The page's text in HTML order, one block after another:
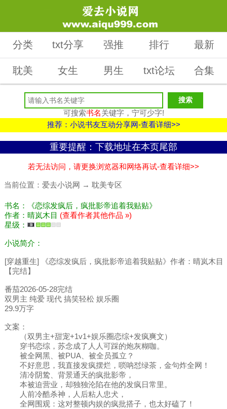
分类 txt分享 强推 排行 最新
耽美 女生 男生 txt论坛 合集
可搜索书名关键字，宁可少字!
推荐：小说书友互动分享网-查看详细>>
重要提醒：下载地址在本页尾部
若无法访问，请更换浏览器和网络再试-查看详细>>
当前位置： 爱去小说网 → 耽美专区
书名：《恋综发疯后，疯批影帝追着我贴贴》
作者：晴岚木目 (查看作者其他作品 »)
星级：
小说简介：
[穿越重生] 《恋综发疯后，疯批影帝追着我贴贴》作者：晴岚木目
【完结】
番茄2026-05-28完结
双男主 纯爱 现代 搞笑轻松 娱乐圈
29.9万字
文案：
（双男主+甜宠+1v1+娱乐圈恋综+发疯爽文）
穿书恋综，苏念成了人人可踩的炮灰糊咖。
被全网黑、被PUA、被全员孤立？
不好意思，我直接发疯摆烂，唢呐怼绿茶，金句炸全网！
清冷阴鸷、背景通天的疯批影帝，
本被迫营业，却独独沦陷在他的发疯日常里。
人前冷酷杀神，人后粘人忠犬，
全网围观：这对整顿内娱的疯批搭子，也太好磕了！